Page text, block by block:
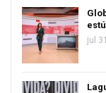
jul 31